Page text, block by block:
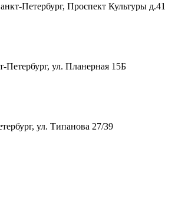
Проспект Культуры д.41
ул. Планерная 15Б
ул. Типанова 27/39